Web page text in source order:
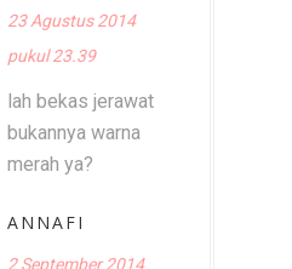
23 Agustus 2014
pukul 23.39
lah bekas jerawat
bukannya warna
merah ya?
ANNAFI
2 September 2014